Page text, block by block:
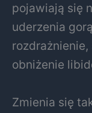
pojawiają się
uderzenia
obniżenie
Zmienia się